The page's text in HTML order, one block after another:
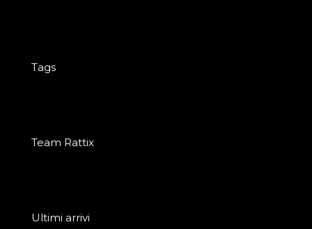
Tags
Team Rattix
Ultimi arrivi